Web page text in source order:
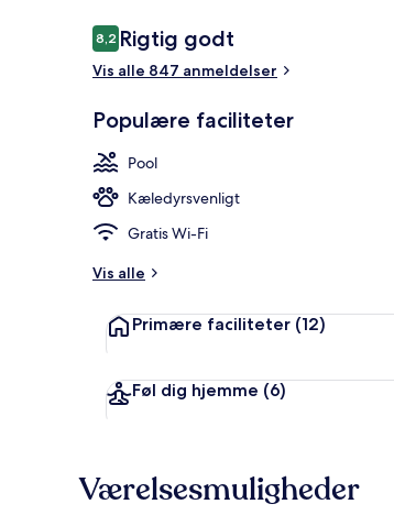
Anmeldelser
8,28,2 ud af 10.
Rigtig godt
Vis alle 847 anmeldelser
Populære faciliteter
Pool
Kæledyrsvenligt
Gratis Wi-Fi
Vis alle
Primære faciliteter (12)
Føl dig hjemme (6)
Værelsesmuligheder